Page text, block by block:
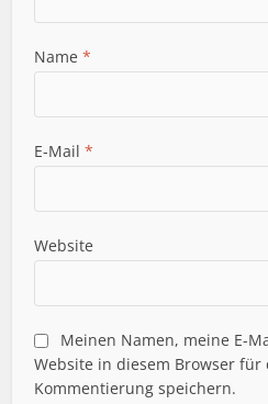
Name*
E-Mail*
Website
Meinen Namen, meine E-
Website in diesem Browser für
Kommentierung speichern.